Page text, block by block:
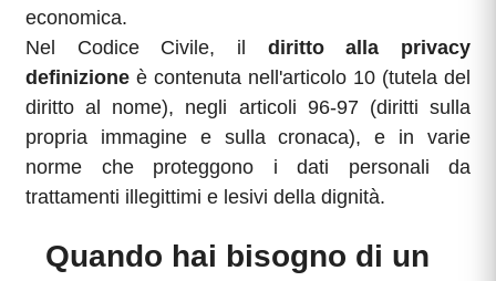
economica.
Nel Codice Civile, il diritto alla privacy
definizione è contenuta nell'articolo 10 (tutela del
diritto al nome), negli articoli 96-97 (diritti sulla
propria immagine e sulla cronaca), e in varie
norme che proteggono i dati personali da
trattamenti illegittimi e lesivi della dignità.
Quando hai bisogno di un